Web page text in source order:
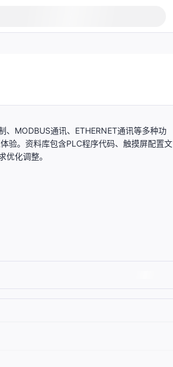
MODBUS通讯、ETHERNET通讯等多种功
验。资料库包含PLC程序代码、触摸屏配置文
化调整。